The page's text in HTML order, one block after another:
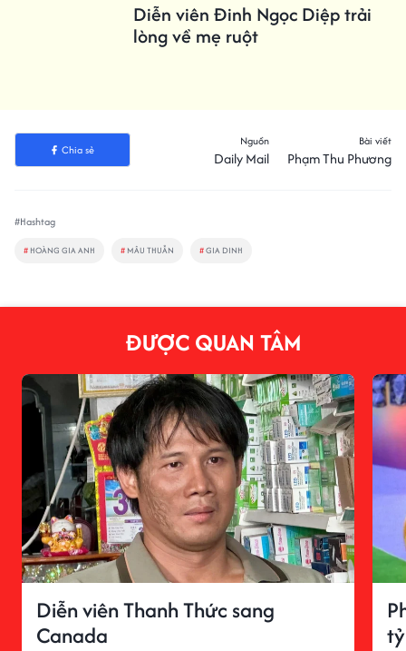
Diễn viên Đinh Ngọc Diệp trải
lòng về mẹ ruột
Chia sẻ
Nguồn
Daily Mail
Bài viết
Phạm Thu Phương
#Hashtag
# HOÀNG GIA ANH # MÂU THUẪN #GIA DINH
ĐƯỢC QUAN TÂM
Diễn viên Thanh Thức sang
Canada